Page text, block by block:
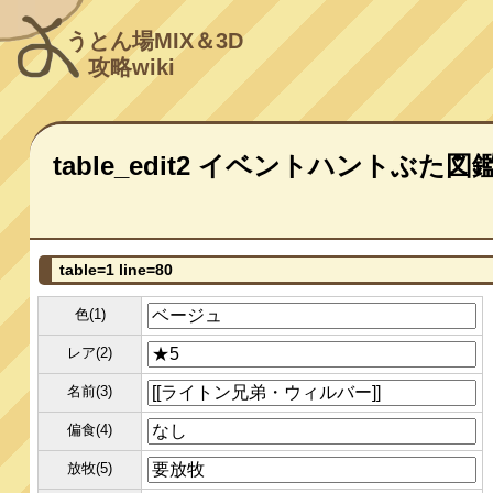
うとん場MIX＆3D
攻略wiki
table_edit2 イベントハントぶた図
table=1 line=80
色(1)
レア(2)
名前(3)
偏食(4)
放牧(5)